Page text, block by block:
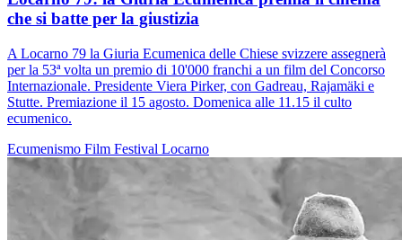
che si batte per la giustizia
A Locarno 79 la Giuria Ecumenica delle Chiese svizzere assegnerà
per la 53ª volta un premio di 10'000 franchi a un film del Concorso
Internazionale. Presidente Viera Pirker, con Gadreau, Rajamäki e
Stutte. Premiazione il 15 agosto. Domenica alle 11.15 il culto
ecumenico.
Ecumenismo Film Festival Locarno